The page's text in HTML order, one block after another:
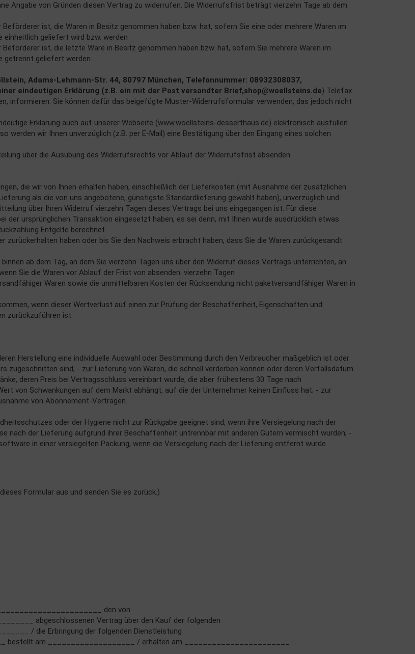
Angabe von Gründen diesen Vertrag zu widerrufen. Die Widerrufsfrist beträgt vierzehn Tage ab dem
ist, die Waren in Besitz genommen haben bzw. hat, sofern Sie eine oder mehrere Waren im
einheitlich geliefert wird bzw. werden
ist, die letzte Ware in Besitz genommen haben bzw. hat, sofern Sie mehrere Waren im
getrennt geliefert werden.
Adams-Lehmann-Str. 44, 80797 München, Telefonnummer: 08932308037,
eindeutigen Erklärung (z.B. ein mit der Post versandter Brief,shop@woellsteins.de) Telefax
informieren. Sie können dafür das beigefügte Muster-Widerrufsformular verwenden, das jedoch nicht
Erklärung auch auf unserer Webseite (www.woellsteins-desserthaus.de) elektronisch ausfüllen
werden wir Ihnen unverzüglich (z.B. per E-Mail) eine Bestätigung über den Eingang eines solchen
über die Ausübung des Widerrufsrechts vor Ablauf der Widerrufsfrist absenden.
die wir von Ihnen erhalten haben, einschließlich der Lieferkosten (mit Ausnahme der zusätzlichen
als die von uns angebotene, günstigste Standardlieferung gewählt haben), unverzüglich und
über Ihren Widerruf vierzehn Tagen dieses Vertrags bei uns eingegangen ist. Für diese
der ursprünglichen Transaktion eingesetzt haben, es sei denn, mit Ihnen wurde ausdrücklich etwas
Entgelte berechnet.
zurückerhalten haben oder bis Sie den Nachweis erbracht haben, dass Sie die Waren zurückgesandt
ab dem Tag, an dem Sie vierzehn Tagen uns über den Widerruf dieses Vertrags unterrichten, an
Sie die Waren vor Ablauf der Frist von absenden. vierzehn Tagen
Waren sowie die unmittelbaren Kosten der Rücksendung nicht paketversandfähiger Waren in
wenn dieser Wertverlust auf einen zur Prüfung der Beschaffenheit, Eigenschaften und
zurückzuführen ist.
Herstellung eine individuelle Auswahl oder Bestimmung durch den Verbraucher maßgeblich ist oder
zugeschnitten sind; - zur Lieferung von Waren, die schnell verderben können oder deren Verfallsdatum
deren Preis bei Vertragsschluss vereinbart wurde, die aber frühestens 30 Tage nach
von Schwankungen auf dem Markt abhängt, auf die der Unternehmer keinen Einfluss hat; - zur
von Abonnement-Verträgen.
oder der Hygiene nicht zur Rückgabe geeignet sind, wenn ihre Versiegelung nach der
nach der Lieferung aufgrund ihrer Beschaffenheit untrennbar mit anderen Gütern vermischt wurden; -
in einer versiegelten Packung, wenn die Versiegelung nach der Lieferung entfernt wurde.
Formular aus und senden Sie es zurück.)
den von
abgeschlossenen Vertrag über den Kauf der folgenden
/ die Erbringung der folgenden Dienstleistung
am ___________________ / erhalten am _______________________